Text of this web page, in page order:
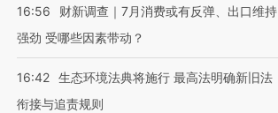
16:56
财新调查｜7月消费或有反弹、出口维持
强劲 受哪些因素带动？
16:42 生态环境法典将施行 最高法明确新旧法
衔接与追责规则